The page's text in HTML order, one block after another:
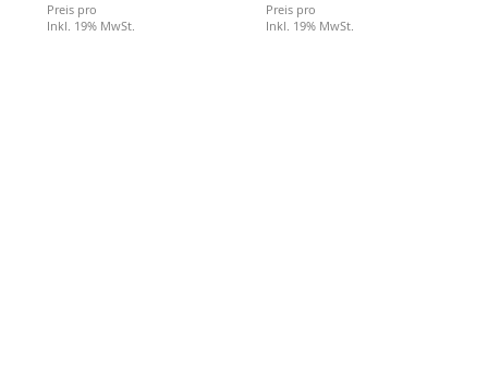
Preis pro
Inkl. 19% MwSt.
Preis pro
Inkl. 19% MwSt.